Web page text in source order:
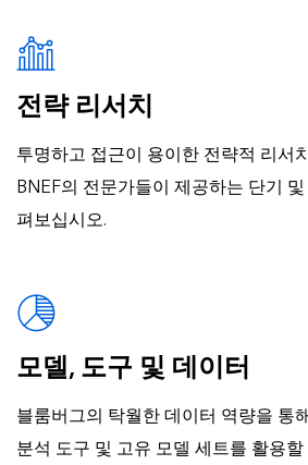
전략 리서치
투명하고 접근이 용이한 전략적 리서
BNEF의 전문가들이 제공하는 단기
펴보십시오.
모델, 도구 및 데이터
블룸버그의 탁월한 데이터 역량을 통
분석 도구 및 고유 모델 세트를 활용할